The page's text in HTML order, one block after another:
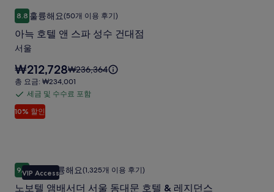
세
리
금
대
세
한
정
세
요.
료
포
함
아
늑
호
텔
앤
스
파
성
대
점
8.810점 만점 중 8.8점, 훌륭해요, (50개 이용 후기)
훌륭해요(50개 이용 후기)
아늑 호텔 앤 스파 성수 건대점
서울
10% 할인
요
금
₩212,728
입
니
₩212,728요
금
은
금
대
₩236,364
총
요
금:
₩234,001
총 요금: ₩234,001
세
금
료
포
세금 및 수수료 포함
아늑 호텔 앤 스파 성수 건대점
노
보VIP Access
9.010점 만점 중 9.0점, 매우 훌륭해요, (1,325개 이용 후기)
매우 훌륭해요(1,325개 이용 후기)
노보텔 앰배서더 서울 동대문 호텔 & 레지던스
노보텔 앰배서더 서울 동대문 호텔 & 레지던스